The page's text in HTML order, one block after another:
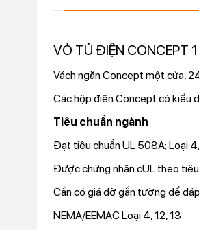
VỎ TỦ ĐIỆN CONCEPT
Vách ngăn Concept một cửa,
Các hộp điện Concept có kiểu
Tiêu chuẩn ngành
Đạt tiêu chuẩn UL 508A; Loại
Được chứng nhận cUL theo
Cần có giá đỡ gắn tường để
NEMA/EEMAC Loại 4, 12, 13